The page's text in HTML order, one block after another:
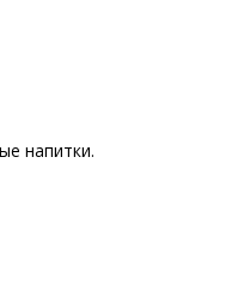
напитки.